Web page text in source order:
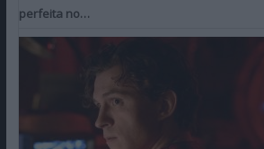
perfeita no…